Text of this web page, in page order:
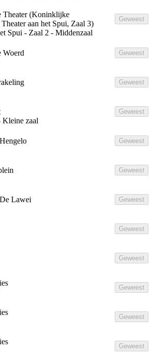
Theater (Koninklijke
aan het Spui, Zaal 3)
Spui - Zaal 2 - Middenzaal
Geweest
Woerd
Geweest
Geweest
Kleine zaal
Geweest
Geweest
Geweest
Lawei
Geweest
Geweest
Geweest
Geweest
Geweest
Geweest